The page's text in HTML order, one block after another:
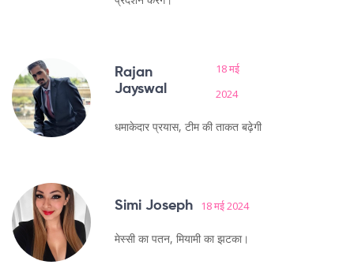
Rajan
Jayswal
18 मई
2024
धमाकेदार प्रयास, टीम की ताकत बढ़ेगी
Simi Joseph 18 मई 2024
मेस्सी का पतन, मियामी का झटका।